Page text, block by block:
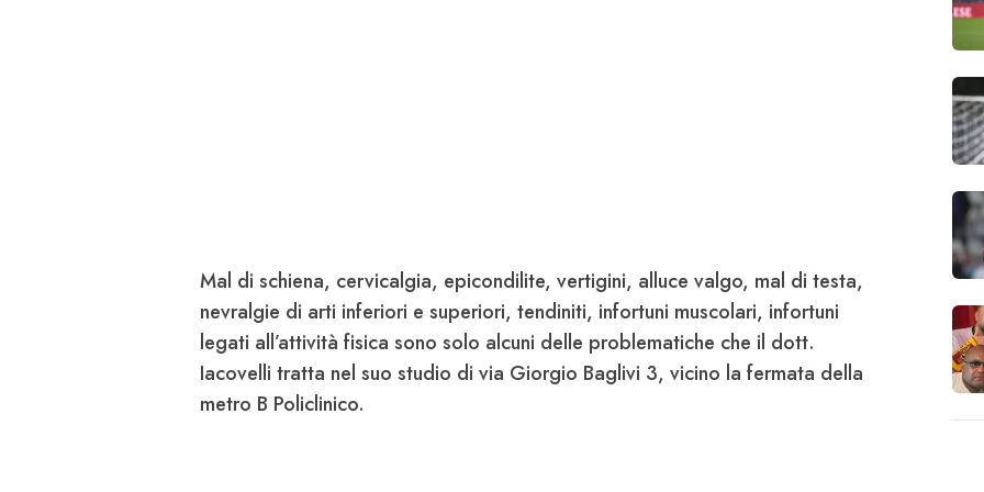
Mal di schiena, cervicalgia, epicondilite, vertigini, alluce valgo, mal di testa,
nevralgie di arti inferiori e superiori, tendiniti, infortuni muscolari, infortuni
legati all’attività fisica sono solo alcuni delle problematiche che il dott.
Iacovelli tratta nel suo studio di via Giorgio Baglivi 3, vicino la fermata della
metro B Policlinico.